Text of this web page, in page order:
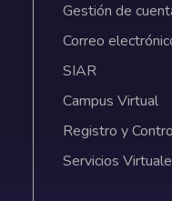
Gestión de
Correo
SIAR
Campus Virtual
Registro y
Servicios